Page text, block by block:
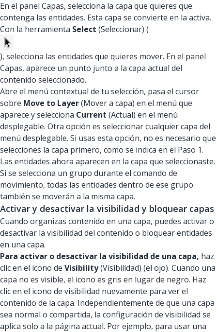
En el panel Capas, selecciona la capa que quieres que
contenga las entidades. Esta capa se convierte en la activa.
Con la herramienta Select (Seleccionar) (
), selecciona las entidades que quieres mover. En el panel
Capas, aparece un punto junto a la capa actual del
contenido seleccionado.
Abre el menú contextual de tu selección, pasa el cursor
sobre Move to Layer(Mover a capa) en el menú que
aparece y selecciona Current (Actual) en el menú
desplegable. Otra opción es seleccionar cualquier capa del
menú desplegable. Si usas esta opción, no es necesario que
selecciones la capa primero, como se indica en el Paso 1.
Las entidades ahora aparecen en la capa que seleccionaste.
Si se selecciona un grupo durante el comando de
movimiento, todas las entidades dentro de ese grupo
también se moverán a la misma capa.
Activar y desactivar la visibilidad y bloquear capas
Cuando organizas contenido en una capa, puedes activar o
desactivar la visibilidad del contenido o bloquear entidades
en una capa.
Para activar o desactivar la visibilidad de una capa, haz
clic en el icono de Visibility(Visibilidad) (el ojo). Cuando una
capa no es visible, el icono es gris en lugar de negro. Haz
clic en el icono de visibilidad nuevamente para ver el
contenido de la capa. Independientemente de que una capa
sea normal o compartida, la configuración de visibilidad se
aplica solo a la página actual. Por ejemplo, para usar una